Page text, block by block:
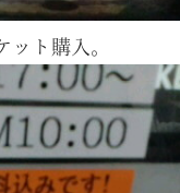
ト購入。